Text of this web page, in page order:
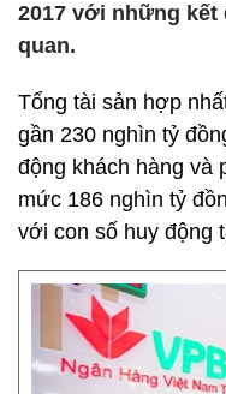
2017 với những
quan.
Tổng tài sản hợp
gần 230 nghìn tỷ
động khách hàng và
mức 186 nghìn tỷ
với con số huy động